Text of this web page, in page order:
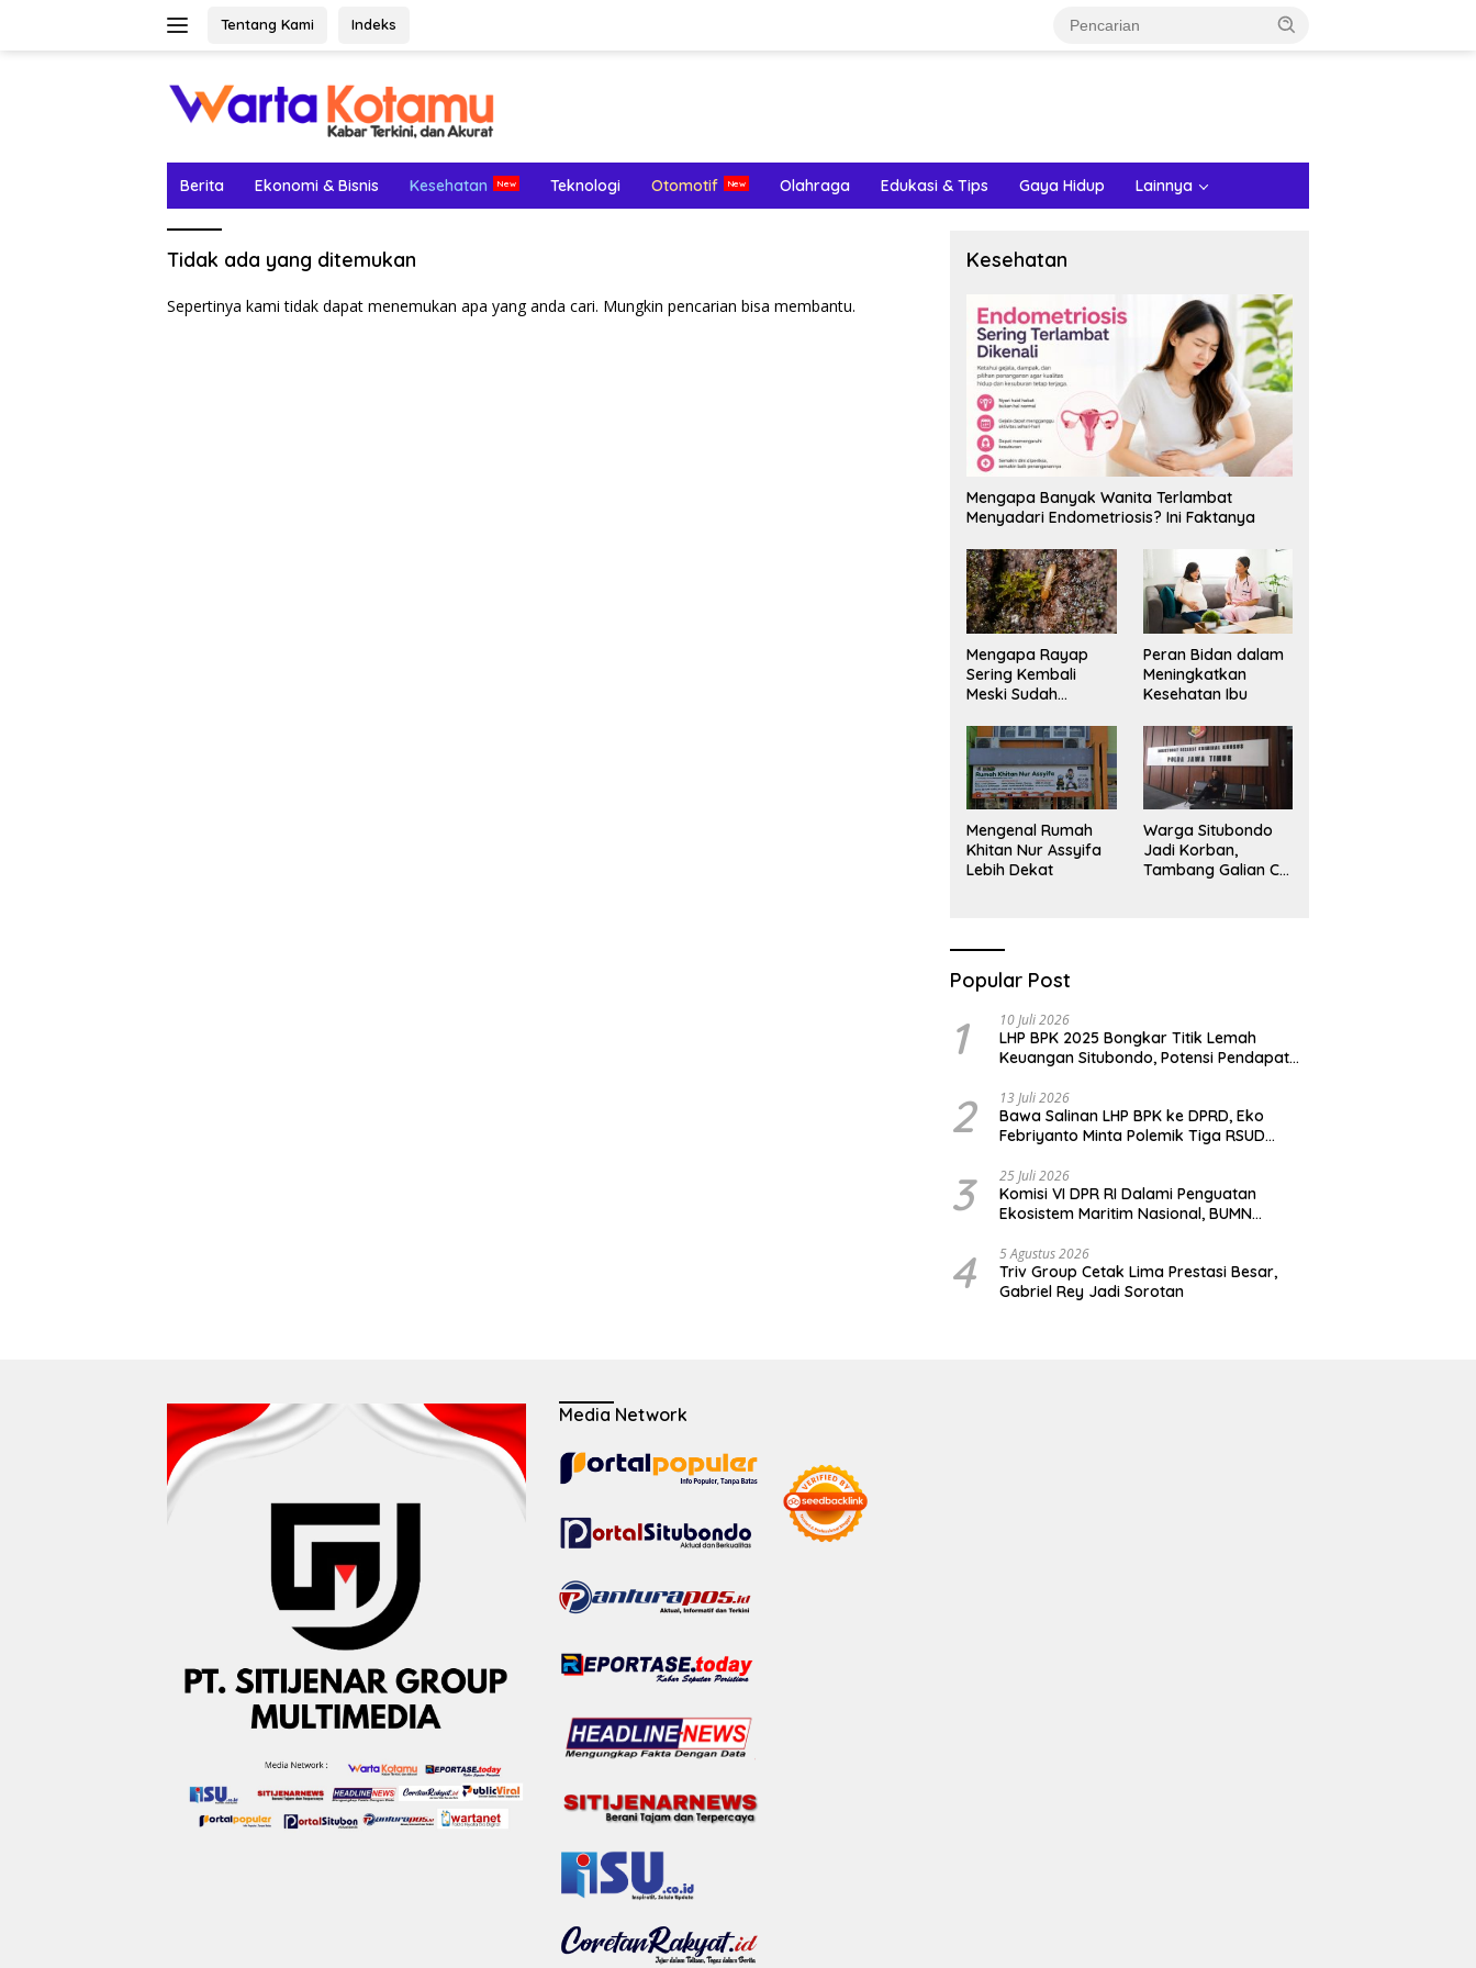
Tentang Kami Indeks
Berita Ekonomi & Bisnis Kesehatan Teknologi Otomotif Olahraga Edukasi & Tips Gaya Hidup Lainnya
Tidak ada yang ditemukan
Sepertinya kami tidak dapat menemukan apa yang anda cari. Mungkin pencarian bisa membantu.
Kesehatan
Mengapa Banyak Wanita Terlambat
Menyadari Endometriosis? Ini Faktanya
Mengapa Rayap
Sering Kembali
Meski Sudah
Peran Bidan dalam
Meningkatkan
Kesehatan Ibu
Mengenal Rumah
Khitan Nur Assyifa
Lebih Dekat
Warga Situbondo
Jadi Korban,
Tambang Galian C
Popular Post
1 10 Juli 2026
LHP BPK 2025 Bongkar Titik Lemah
Keuangan Situbondo, Potensi Pendapatan
2 13 Juli 2026
Bawa Salinan LHP BPK ke DPRD, Eko
Febriyanto Minta Polemik Tiga RSUD
Opini
3 25 Juli 2026
Komisi VI DPR RI Dalami Penguatan
Ekosistem Maritim Nasional, BUMN
Surabaya
4 5 Agustus 2026
Triv Group Cetak Lima Prestasi Besar,
Gabriel Rey Jadi Sorotan
Media Network